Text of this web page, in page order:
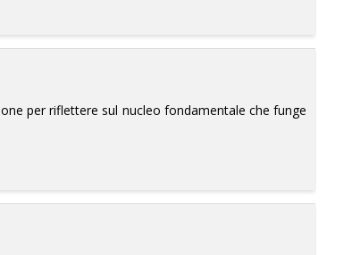
per riflettere sul nucleo fondamentale che funge